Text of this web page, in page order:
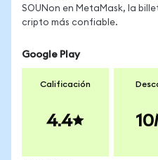
SOUNon en MetaMask, la
cripto más confiable.
Google Play
Calificación
4.4